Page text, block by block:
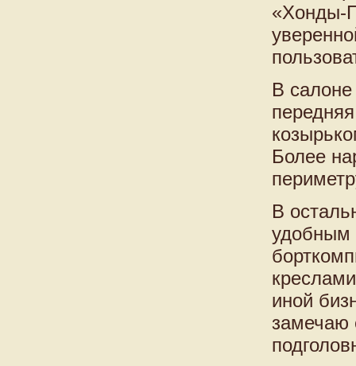
«Хонды-
В
Более
В
удобным
иной
замечаю